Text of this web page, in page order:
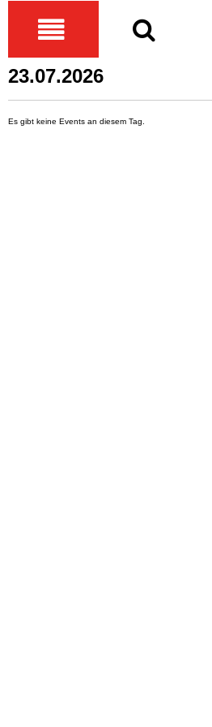
23.07.2026
Es gibt keine Events an diesem Tag.